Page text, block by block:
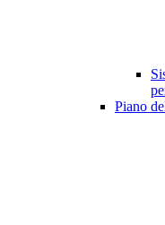
Piano